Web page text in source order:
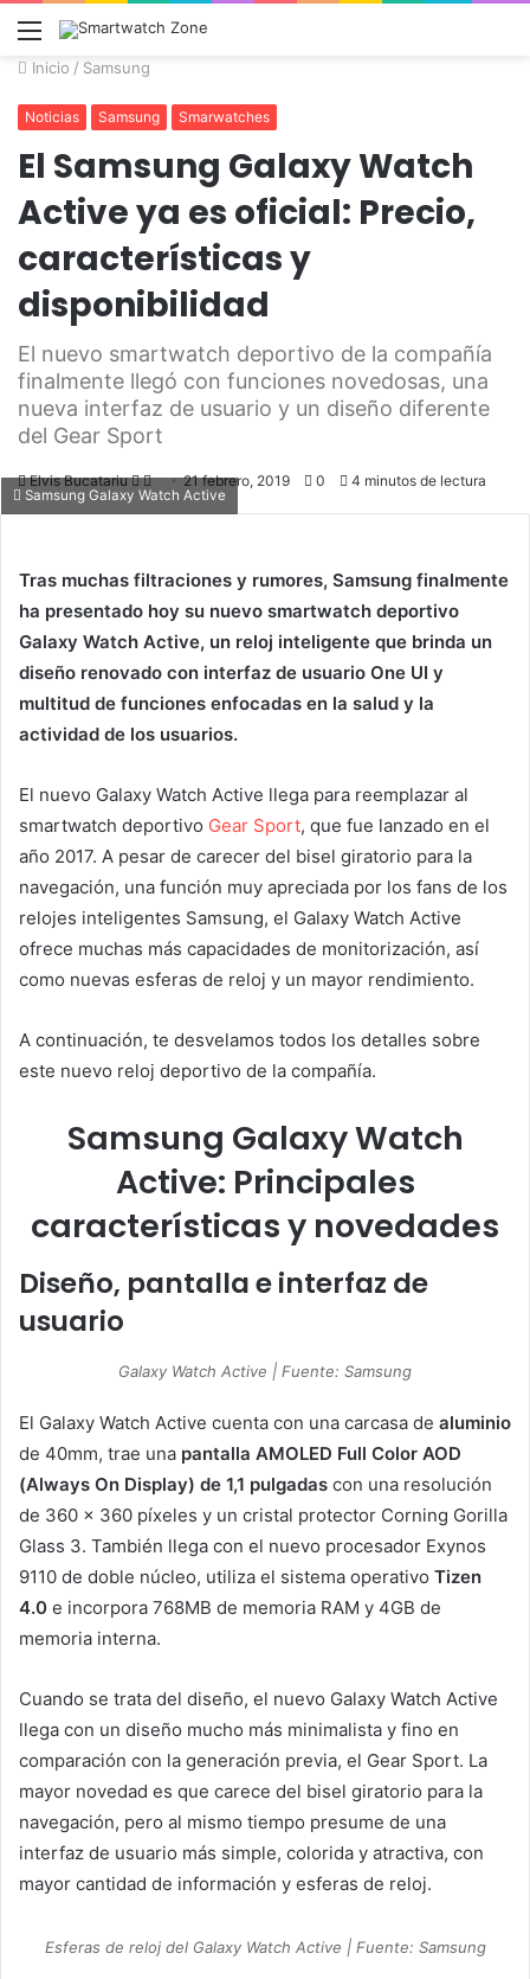
Menú
Inicio / Samsung
Noticias Samsung Smarwatches
El Samsung Galaxy Watch
Active ya es oficial: Precio,
características y
disponibilidad
El nuevo smartwatch deportivo de la compañía
finalmente llegó con funciones novedosas, una
nueva interfaz de usuario y un diseño diferente
del Gear Sport
Elvis Bucatariu
Follow
Send21 febrero, 2019 0 4 minutos de lectura
Samsung Galaxy Watch Active
Tras muchas filtraciones y rumores, Samsung finalmente
ha presentado hoy su nuevo smartwatch deportivo
Galaxy Watch Active, un reloj inteligente que brinda un
diseño renovado con interfaz de usuario One UI y
multitud de funciones enfocadas en la salud y la
actividad de los usuarios.
El nuevo Galaxy Watch Active llega para reemplazar al
smartwatch deportivo Gear Sport, que fue lanzado en el
año 2017. A pesar de carecer del bisel giratorio para la
navegación, una función muy apreciada por los fans de los
relojes inteligentes Samsung, el Galaxy Watch Active
ofrece muchas más capacidades de monitorización, así
como nuevas esferas de reloj y un mayor rendimiento.
A continuación, te desvelamos todos los detalles sobre
este nuevo reloj deportivo de la compañía.
Samsung Galaxy Watch
Active: Principales
características y novedades
Diseño, pantalla e interfaz de
usuario
Galaxy Watch Active | Fuente: Samsung
El Galaxy Watch Active cuenta con una carcasa de aluminio
de 40mm, trae una pantalla AMOLED Full Color AOD
(Always On Display) de 1,1 pulgadas con una resolución
de 360 x 360 píxeles y un cristal protector Corning Gorilla
Glass 3. También llega con el nuevo procesador Exynos
9110 de doble núcleo, utiliza el sistema operativo Tizen
4.0 e incorpora 768MB de memoria RAM y 4GB de
memoria interna.
Cuando se trata del diseño, el nuevo Galaxy Watch Active
llega con un diseño mucho más minimalista y fino en
comparación con la generación previa, el Gear Sport. La
mayor novedad es que carece del bisel giratorio para la
navegación, pero al mismo tiempo presume de una
interfaz de usuario más simple, colorida y atractiva, con
mayor cantidad de información y esferas de reloj.
Esferas de reloj del Galaxy Watch Active | Fuente: Samsung